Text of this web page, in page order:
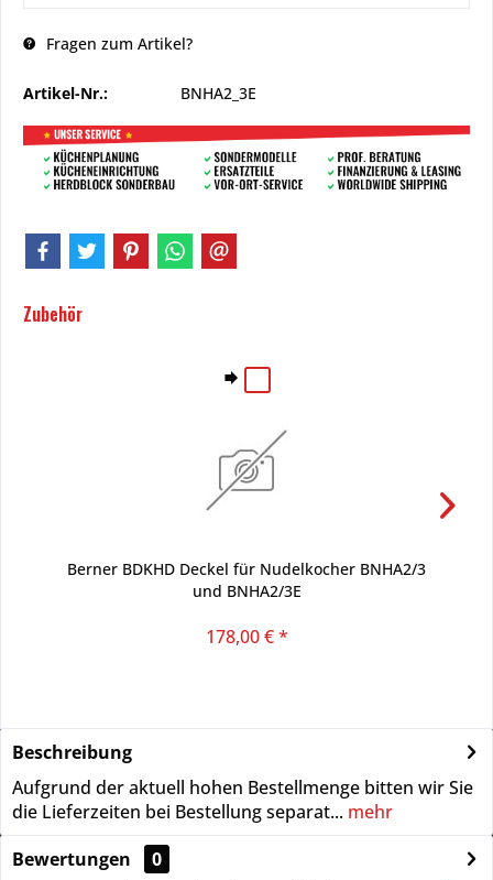
Fragen zum Artikel?
Artikel-Nr.: BNHA2_3E
Zubehör
Berner BDKHD Deckel für Nudelkocher BNHA2/3
und BNHA2/3E
178,00 € *
Beschreibung
Aufgrund der aktuell hohen Bestellmenge bitten wir Sie
die Lieferzeiten bei Bestellung separat... mehr
Bewertungen
0